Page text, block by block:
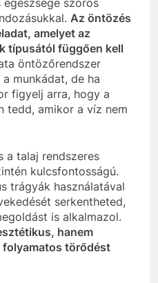
szoros
Az öntözés
amelyet az
típusától függően kell
öntözőrendszer
munkádat, de ha
figyelj arra, hogy a
tedd, amikor a víz nem
a talaj rendszeres
kulcsfontosságú.
trágyák használatával
serkentheted,
is alkalmazol.
hanem
folyamatos törődést